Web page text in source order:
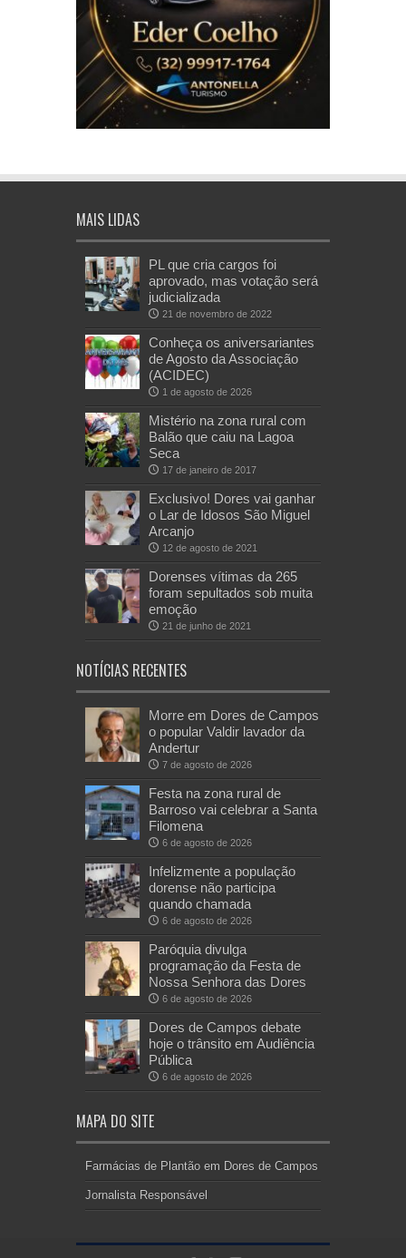
MAIS LIDAS
PL que cria cargos foi
aprovado, mas votação será
judicializada
21 de novembro de 2022
Conheça os aniversariantes
de Agosto da Associação
(ACIDEC)
1 de agosto de 2026
Mistério na zona rural com
Balão que caiu na Lagoa
Seca
17 de janeiro de 2017
Exclusivo! Dores vai ganhar
o Lar de Idosos São Miguel
Arcanjo
12 de agosto de 2021
Dorenses vítimas da 265
foram sepultados sob muita
emoção
21 de junho de 2021
NOTÍCIAS RECENTES
Morre em Dores de Campos
o popular Valdir lavador da
Andertur
7 de agosto de 2026
Festa na zona rural de
Barroso vai celebrar a Santa
Filomena
6 de agosto de 2026
Infelizmente a população
dorense não participa
quando chamada
6 de agosto de 2026
Paróquia divulga
programação da Festa de
Nossa Senhora das Dores
6 de agosto de 2026
Dores de Campos debate
hoje o trânsito em Audiência
Pública
6 de agosto de 2026
MAPA DO SITE
Farmácias de Plantão em Dores de Campos
Jornalista Responsável